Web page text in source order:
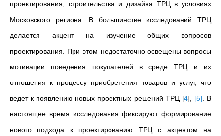
проектирования, строительства и дизайна ТРЦ в условиях
Московского региона. В большинстве исследований ТРЦ
делается акцент на изучение общих вопросов
проектирования. При этом недостаточно освещены вопросы
мотивации поведения покупателей в среде ТРЦ и их
отношения к процессу приобретения товаров и услуг, что
ведет к появлению новых проектных решений ТРЦ [4] [5] . В
настоящее время исследования фиксируют формирование
нового подхода к проектированию ТРЦ с акцентом на